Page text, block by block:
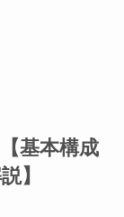
基本構成
】